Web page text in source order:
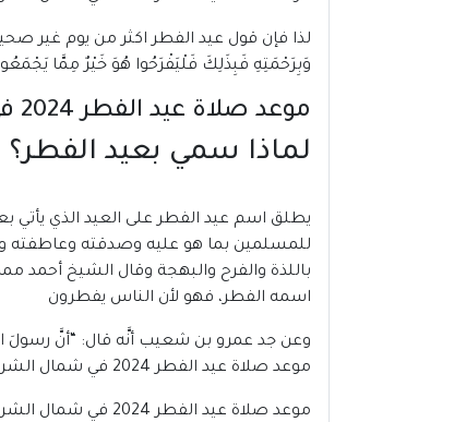
لذا فإن قول عيد الفطر اكثر من يوم غير
وَبِرَحْمَتِهِ فَبِذَلِكَ فَلْيَفْرَحُوا هُوَ خَيْرٌ مِمَّا
موعد صلاة عيد الفطر 2024 في شمال الشرقية | عمان
لماذا سمي بعيد الفطر؟
يطلق اسم عيد الفطر على العيد الذي يأتي
للمسلمين بما هو عليه وصدقته وعاطفته
باللذة والفرح والبهجة وقال الشيخ أحمد
اسمه الفطر، فهو لأن الناس يفطرون
وعن جد عمرو بن شعيب أنَّه قال: “أنَّ رسولَ
موعد صلاة عيد الفطر 2024 في شمال الشرقية | عمان
موعد صلاة عيد الفطر 2024 في شمال الشرقية | عمان